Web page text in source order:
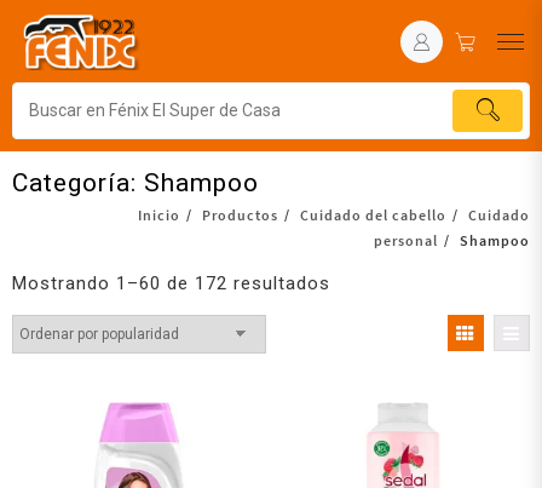
Categoría: Shampoo
Inicio Productos Cuidado del cabello
Cuidado
personal
Shampoo
Mostrando 1–60 de 172 resultados